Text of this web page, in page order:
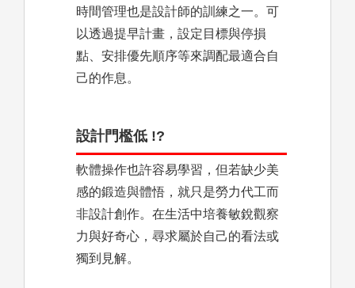
時間管理也是設計師的訓練之一。可
以透過提早計畫，設定目標與停損
點、安排優先順序等來調配最適合自
己的作息。
設計門檻低 !?
軟體操作也許容易學習，但若缺少美
感的鍛造與體悟，就只是勞力代工而
非設計創作。在生活中培養敏銳觀察
力與好奇心，尋求屬於自己的看法或
獨到見解。